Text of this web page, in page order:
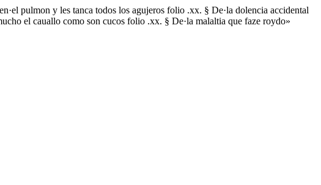
pulmon y les tanca todos los agujeros folio .xx. § De·la dolencia accidental
el cauallo como son cucos folio .xx. § De·la malaltia que faze roydo»